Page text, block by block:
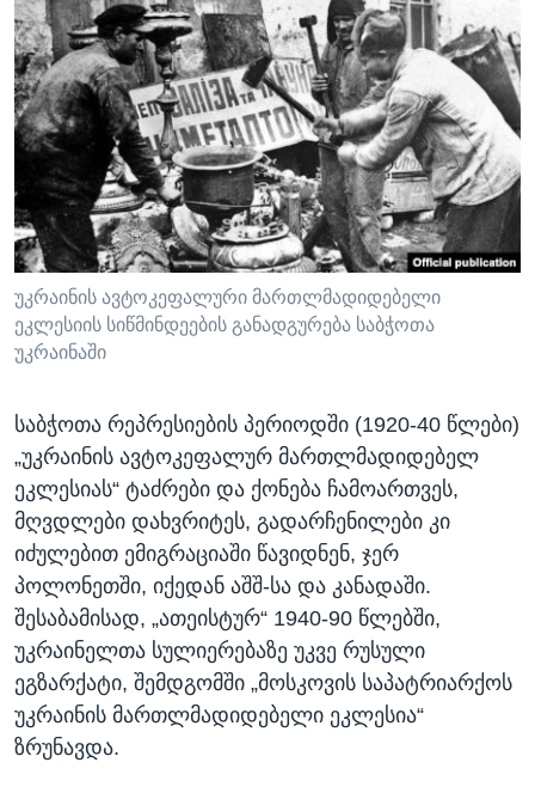
უკრაინის ავტოკეფალური მართლმადიდებელი
ეკლესიის სიწმინდეების განადგურება საბჭოთა
უკრაინაში
საბჭოთა რეპრესიების პერიოდში (1920-40 წლები)
„უკრაინის ავტოკეფალურ მართლმადიდებელ
ეკლესიას“ ტაძრები და ქონება ჩამოართვეს,
მღვდლები დახვრიტეს, გადარჩენილები კი
იძულებით ემიგრაციაში წავიდნენ, ჯერ
პოლონეთში, იქედან აშშ-სა და კანადაში.
შესაბამისად, „ათეისტურ“ 1940-90 წლებში,
უკრაინელთა სულიერებაზე უკვე რუსული
ეგზარქატი, შემდგომში „მოსკოვის საპატრიარქოს
უკრაინის მართლმადიდებელი ეკლესია“
ზრუნავდა.